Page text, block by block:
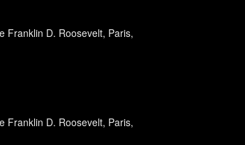
Franklin D. Roosevelt, Paris,
Franklin D. Roosevelt, Paris,